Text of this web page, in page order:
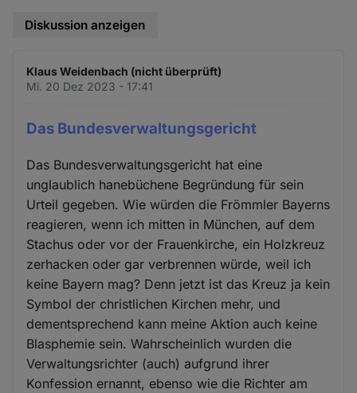
Diskussion anzeigen
Klaus Weidenbach (nicht überprüft)
Mi. 20 Dez 2023 - 17:41
Das Bundesverwaltungsgericht
Das Bundesverwaltungsgericht hat eine
unglaublich hanebüchene Begründung für sein
Urteil gegeben. Wie würden die Frömmler Bayerns
reagieren, wenn ich mitten in München, auf dem
Stachus oder vor der Frauenkirche, ein Holzkreuz
zerhacken oder gar verbrennen würde, weil ich
keine Bayern mag? Denn jetzt ist das Kreuz ja kein
Symbol der christlichen Kirchen mehr, und
dementsprechend kann meine Aktion auch keine
Blasphemie sein. Wahrscheinlich wurden die
Verwaltungsrichter (auch) aufgrund ihrer
Konfession ernannt, ebenso wie die Richter am
Cookies